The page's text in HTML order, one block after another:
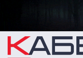
Перейти к